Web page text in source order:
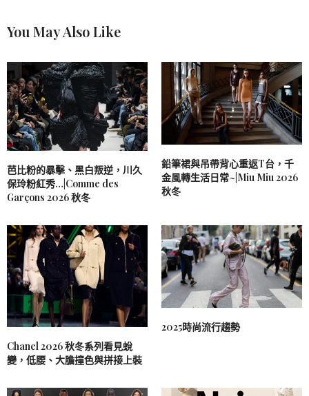
You May Also Like
芭比粉的暴擊、黑白叛逆，川久
保玲粉紅秀…|Comme des
Garçons 2026 秋冬
鉛筆裙與吊帶背心重返T台，千
金風轉生活日常~|Miu Miu 2026
秋冬
Chanel 2026 秋冬系列看見蛻
變，低腰、大膽撞色與拼接上裝
2025時尚流行趨勢